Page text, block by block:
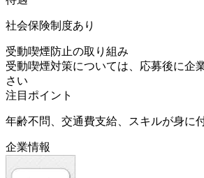
社会保険制度あり
受動喫煙防止の取り組み
受動喫煙対策については、応募後に企
さい
注目ポイント
年齢不問、交通費支給、スキルが身に
企業情報